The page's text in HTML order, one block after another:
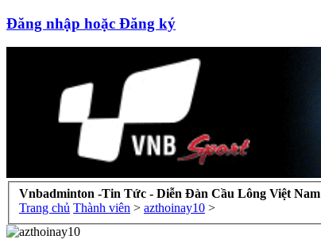
Đăng nhập hoặc Đăng ký
Vnbadminton -Tin Tức - Diễn Đàn Cầu Lông Việt Nam
Trang chủ Thành viên > azthoinay10 >